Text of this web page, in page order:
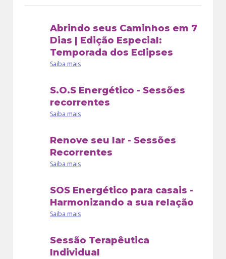
Abundancia, Alma Gêmea, Ritmo e Peso
Perfeito
Reiki nível I, II, III e mestre.
Regressão terapêutica
Constelação Familiar
Abrindo seus Caminhos em 7
Dias | Edição Especial:
Temporada dos Eclipses
Saiba mais
S.O.S Energético - Sessões
recorrentes
Saiba mais
Renove seu lar - Sessões
Recorrentes
Saiba mais
SOS Energético para casais -
Harmonizando a sua relação
Saiba mais
Sessão Terapêutica
Individual